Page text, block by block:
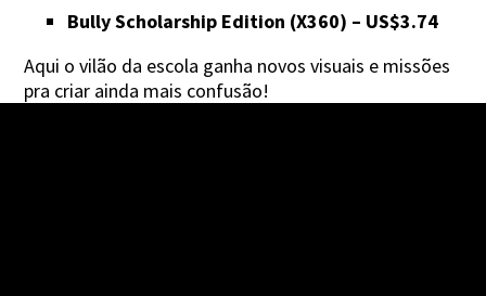
Bully Scholarship Edition (X360) – US$3.74
Aqui o vilão da escola ganha novos visuais e missões
pra criar ainda mais confusão!